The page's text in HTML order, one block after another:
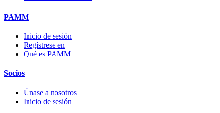
PAMM
Inicio de sesión
Regístrese en
Qué es PAMM
Socios
Únase a nosotros
Inicio de sesión